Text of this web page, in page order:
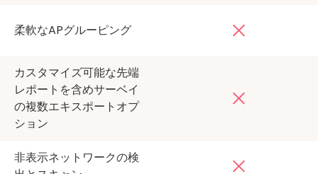
柔軟なAPグルーピング
カスタマイズ可能な先端
レポートを含めサーベイ
の複数エキスポートオプ
ション
非表示ネットワークの検